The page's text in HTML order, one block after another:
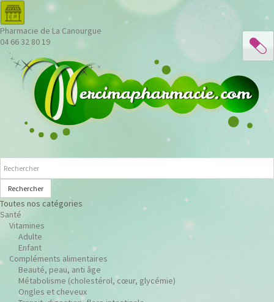
Pharmacie de La Canourgue
04 66 32 80 19
Rechercher
Toutes nos catégories
Santé
Vitamines
Adulte
Enfant
Compléments alimentaires
Beauté, peau, anti âge
Métabolisme (cholestérol, cœur, glycémie)
Ongles et cheveux